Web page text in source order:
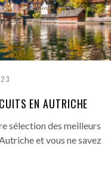
EN AUTRICHE
sélection des meilleurs
et vous ne savez